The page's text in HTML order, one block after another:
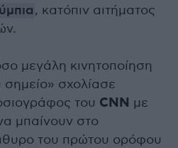
, κατόπιν αιτήματος
μεγάλη κινητοποίηση
σχολίασε
του CNN με
μπαίνουν στο
του πρώτου ορόφου